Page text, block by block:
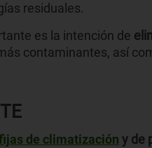
residuales.
es la intención de
contaminantes, así
de climatización y de